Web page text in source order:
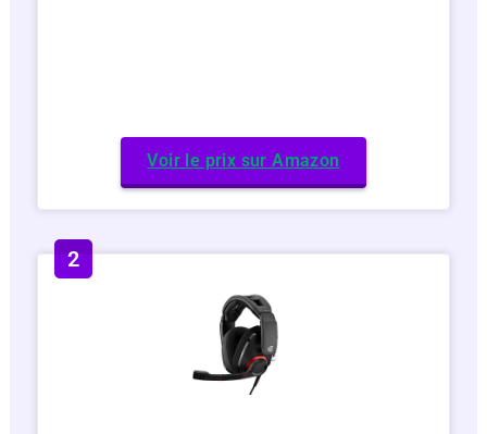
Voir le prix sur Amazon